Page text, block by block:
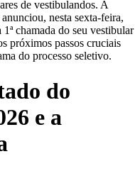
de vestibulandos. A
nesta sexta-feira,
chamada do seu vestibular
próximos passos cruciais
do processo seletivo.
do
e a